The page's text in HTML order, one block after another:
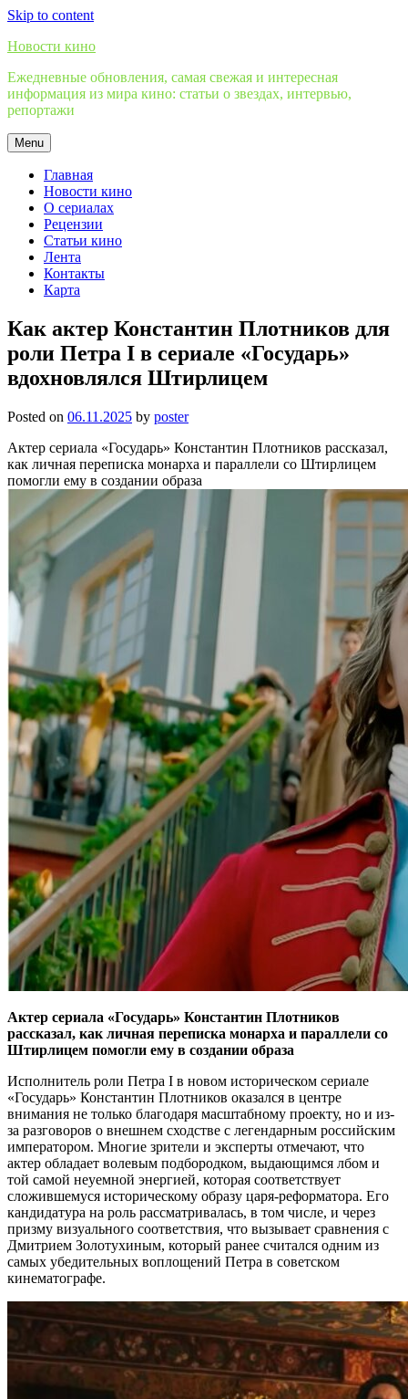
Skip to content
Новости кино
Ежедневные обновления, самая свежая и интересная
информация из мира кино: статьи о звездах, интервью,
репортажи
Menu
Главная
Новости кино
О сериалах
Рецензии
Статьи кино
Лента
Контакты
Карта
Как актер Константин Плотников для
роли Петра I в сериале «Государь»
вдохновлялся Штирлицем
Posted on 06.11.2025 by poster
Актер сериала «Государь» Константин Плотников рассказал,
как личная переписка монарха и параллели со Штирлицем
помогли ему в создании образа
Актер сериала «Государь» Константин Плотников
рассказал, как личная переписка монарха и параллели со
Штирлицем помогли ему в создании образа
Исполнитель роли Петра I в новом историческом сериале
«Государь» Константин Плотников оказался в центре
внимания не только благодаря масштабному проекту, но и из-
за разговоров о внешнем сходстве с легендарным российским
императором. Многие зрители и эксперты отмечают, что
актер обладает волевым подбородком, выдающимся лбом и
той самой неуемной энергией, которая соответствует
сложившемуся историческому образу царя-реформатора. Его
кандидатура на роль рассматривалась, в том числе, и через
призму визуального соответствия, что вызывает сравнения с
Дмитрием Золотухиным, который ранее считался одним из
самых убедительных воплощений Петра в советском
кинематографе.